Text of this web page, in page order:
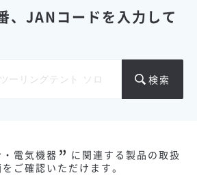
、JANコードを入力して
検索
電気機器
に関連する製品の取扱
ご確認いただけます。